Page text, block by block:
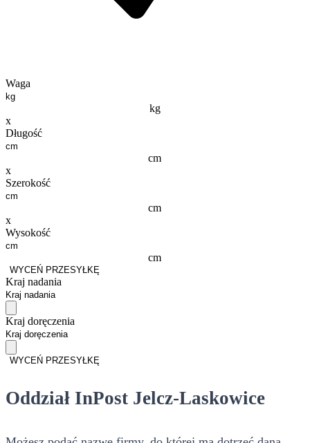
Waga
kg
x
Długość
cm
x
Szerokość
cm
x
Wysokość
cm
WYCEŃ PRZESYŁKĘ
Kraj nadania
Kraj doręczenia
WYCEŃ PRZESYŁKĘ
Oddział InPost Jelcz-Laskowice